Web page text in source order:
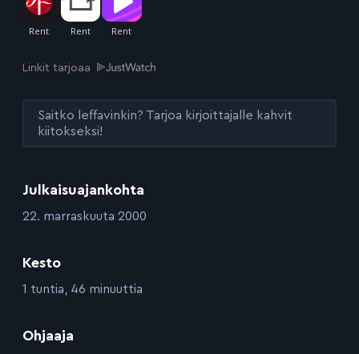
Julkaisuajankohta
:22. marraskuuta 2000
Kesto
:1 tuntia, 46 minuuttia
Ohjaaja
Linkit tarjoaa
Saitko leffavinkin? Tarjoa kirjoittajalle kahvit
kiitokseksi!